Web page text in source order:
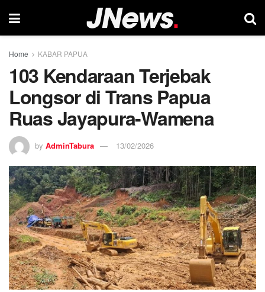
Home KABAR PAPUA
103 Kendaraan Terjebak
Longsor di Trans Papua
Ruas Jayapura-Wamena
by AdminTabura 13/02/2026